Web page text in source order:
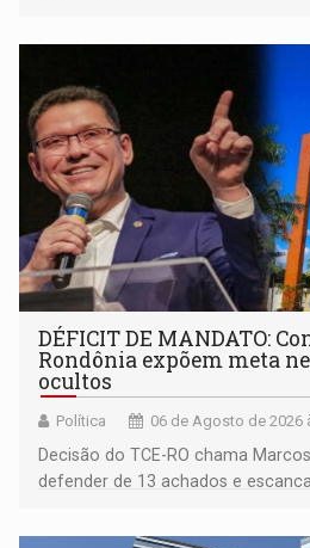
DÉFICIT DE MANDATO:
Rondônia expõem meta
ocultos
Política 06 de Agosto de 2026
Decisão do TCE-RO chama
defender de 13 achados e
mandato